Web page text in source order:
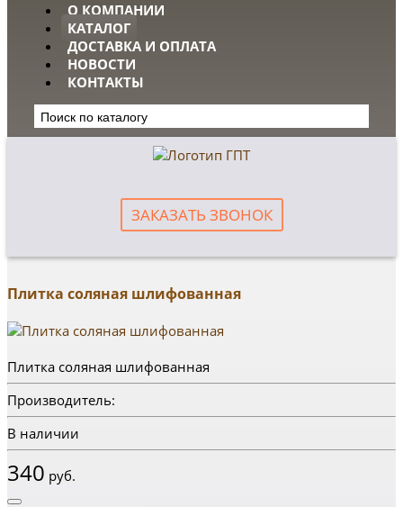
О КОМПАНИИ
КАТАЛОГ
ДОСТАВКА И ОПЛАТА
НОВОСТИ
КОНТАКТЫ
ЗАКАЗАТЬ ЗВОНОК
Плитка соляная шлифованная
Плитка соляная шлифованная
Производитель:
В наличии
340 руб.